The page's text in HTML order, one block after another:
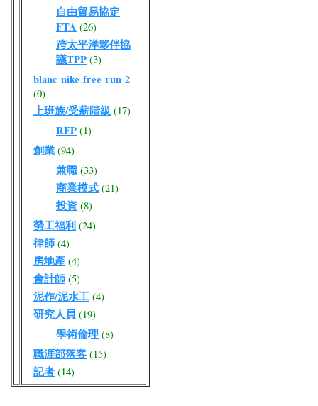
自由貿易協定
FTA (26)
跨太平洋夥伴協
議TPP (3)
blanc nike free run 2
(0)
上班族/受薪階級 (17)
RFP (1)
創業 (94)
兼職 (33)
商業模式 (21)
投資 (8)
勞工福利 (24)
律師 (4)
房地產 (4)
會計師 (5)
泥作/泥水工 (4)
研究人員 (19)
學術倫理 (8)
職涯部落客 (15)
記者 (14)